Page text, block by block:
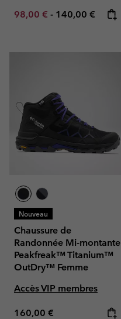
Minimum sale price:
98,00 € - Maximum price:
140,00 €
Nouveau
Chaussure de
Randonnée Mi-montante
Peakfreak™ Titanium™
OutDry™ Femme
Accès VIP membres
Regular price:
160,00 €